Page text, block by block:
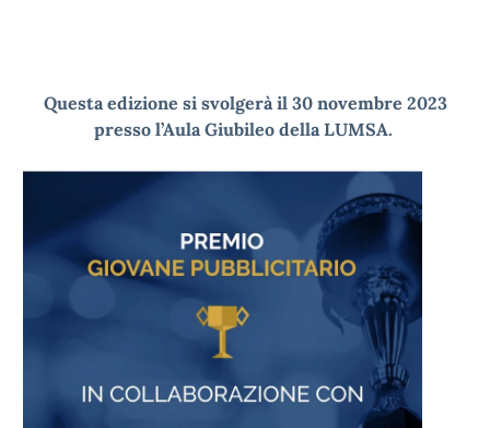
Questa edizione si svolgerà il 30 novembre 2023
presso l’Aula Giubileo della LUMSA.